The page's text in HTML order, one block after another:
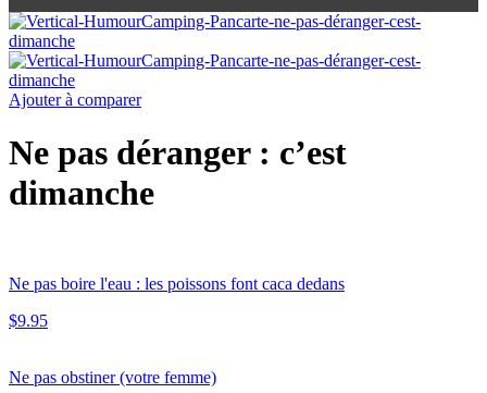
Ajouter à comparer
Ne pas déranger : c’est
dimanche
Ne pas boire l'eau : les poissons font caca dedans
$9.95
Ne pas obstiner (votre femme)